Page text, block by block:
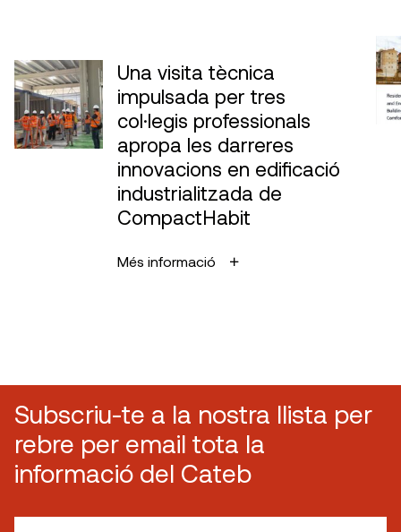
Una visita tècnica
impulsada per tres
col·legis professionals
apropa les darreres
innovacions en edificació
industrialitzada de
CompactHabit
Més informació
Subscriu-te a la nostra llista per
rebre per email tota la
informació del Cateb